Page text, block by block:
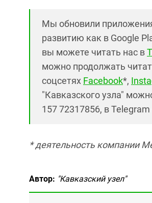
Мы обновили
развитию как в Google
вы можете читать нас в
можно продолжать
соцсетях Facebook*,
"Кавказского узла"
157 72317856, в
*деятельность компании
Автор: "Кавказский узел"